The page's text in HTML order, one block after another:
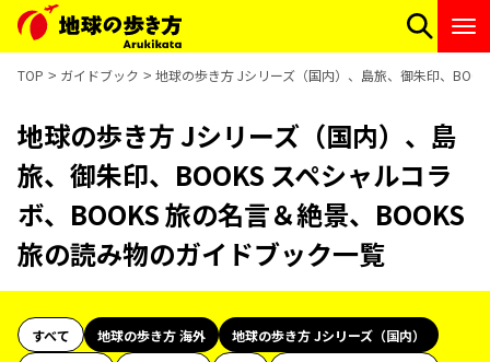
TOP ガイドブック 地球の歩き方 Jシリーズ（国内）、島旅、御朱印、
地球の歩き方 Jシリーズ（国内）、島
旅、御朱印、BOOKS スペシャルコラ
ボ、BOOKS 旅の名言＆絶景、BOOKS
旅の読み物のガイドブック一覧
すべて 地球の歩き方 海外
地球の歩き方 Jシリーズ（国内）